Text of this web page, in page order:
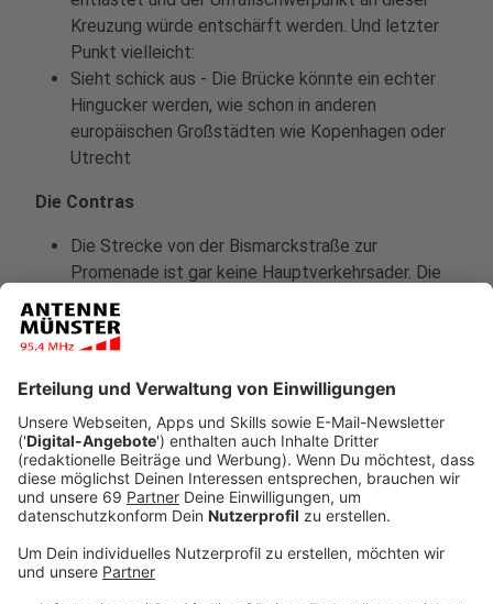
Kreuzung würde entschärft werden. Und letzter
Punkt vielleicht:
Sieht schick aus - Die Brücke könnte ein echter
Hingucker werden, wie schon in anderen
europäischen Großstädten wie Kopenhagen oder
Utrecht
Die Contras
Die Strecke von der Bismarckstraße zur
Promenade ist gar keine Hauptverkehrsader. Die
Strecke würde von maximal 3.000 Radfahrern am
Tag genutzt werden. Dafür sei der Aufwand viel
zu groß. Die Stadt geht aber davon aus, dass sich
die Nutzerzahlen im Rahmen der neuen
Velorouten bald verdoppeln werden.
Die Form der Brücke mit einer nicht unerheblichen
Steigung auf den Rampen. Das könnte für
Radfahrer - etwa im Winter - gefährlich werden.
Viele finden, dass die Brücke eher den
fließen lässt, obwohl das erklärte Ziel ja ist, die